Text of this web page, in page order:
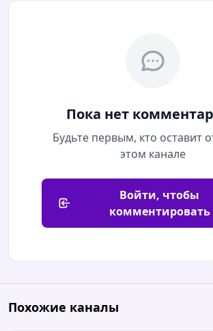
Пока нет
Будьте первым, кто оставит
этом канале
Войти, чтобы
комментировать
Похожие каналы